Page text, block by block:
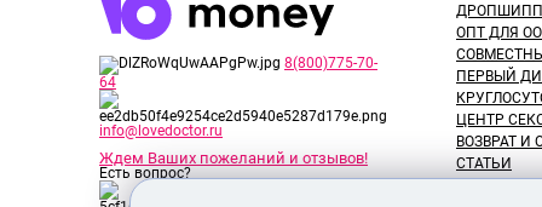
8(800)775-70-
64
info@lovedoctor.ru
Ждем Ваших пожеланий и отзывов!
Есть вопрос?
ОПТ ДЛЯ
ПЕРВЫЙ
ЦЕНТР
ВОЗВРАТ И
СТАТЬИ
НОВОСТИ